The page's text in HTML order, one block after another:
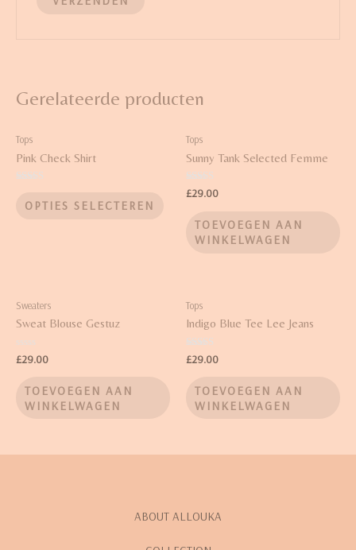
Gerelateerde producten
Tops
Pink Check Shirt
3.50
uit 5OPTIES SELECTEREN
Tops
Sunny Tank Selected Femme
Waardering
4.50
£29.00
TOEVOEGEN AAN
WINKELWAGEN
Sweaters
Sweat Blouse Gestuz
Waardering
0
£29.00
TOEVOEGEN AAN
WINKELWAGEN
Tops
Indigo Blue Tee Lee Jeans
Waardering
4.00
£29.00
TOEVOEGEN AAN
WINKELWAGEN
ABOUT ALLOUKA